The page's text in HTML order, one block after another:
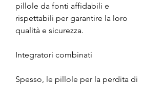
pillole da fonti affidabili e
rispettabili per garantire la loro
qualità e sicurezza.
Integratori combinati
Spesso, le pillole per la perdita di